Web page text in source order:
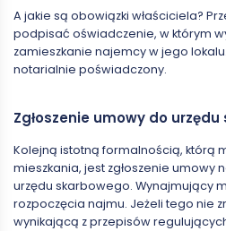
A jakie są obowiązki właściciela?
podpisać oświadczenie, w którym
zamieszkanie najemcy w jego
notarialnie poświadczony.
Zgłoszenie umowy do
Kolejną istotną formalnością, którą
mieszkania, jest zgłoszenie umowy
urzędu skarbowego. Wynajmujący
rozpoczęcia najmu. Jeżeli tego nie
wynikającą z przepisów